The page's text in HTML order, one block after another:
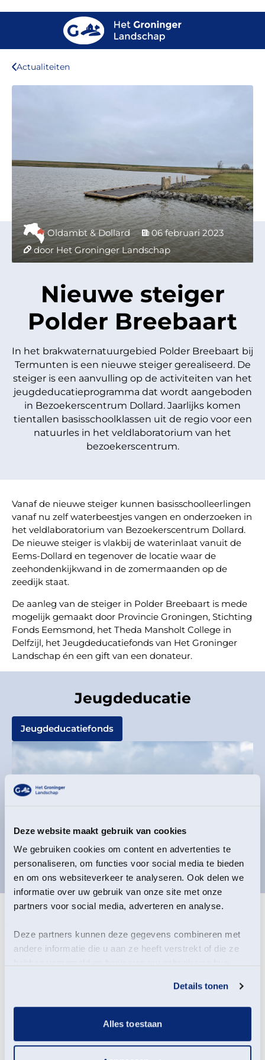
Deze website maakt gebruik van cookies
We gebruiken cookies om content en advertenties te
personaliseren, om functies voor social media te bieden
en om ons websiteverkeer te analyseren. Ook delen we
informatie over uw gebruik van onze site met onze
partners voor social media, adverteren en analyse.
Deze partners kunnen deze gegevens combineren met
andere informatie die u aan ze heeft verstrekt of die ze
Details tonen
Alles toestaan
Actualiteiten
Oldambt & Dollard
06 februari 2023
door Het Groninger Landschap
Nieuwe steiger
Polder Breebaart
In het brakwaternatuurgebied Polder Breebaart bij
Termunten is een nieuwe steiger gerealiseerd. De
steiger is een aanvulling op de activiteiten van het
jeugdeducatieprogramma dat wordt aangeboden
in Bezoekerscentrum Dollard. Jaarlijks komen
tientallen basisschoolklassen uit de regio voor een
natuurles in het veldlaboratorium van het
bezoekerscentrum.
Vanaf de nieuwe steiger kunnen basisschoolleerlingen
vanaf nu zelf waterbeestjes vangen en onderzoeken in
het veldlaboratorium van Bezoekerscentrum Dollard.
De nieuwe steiger is vlakbij de waterinlaat vanuit de
Eems-Dollard en tegenover de locatie waar de
zeehondenkijkwand in de zomermaanden op de
zeedijk staat.
De aanleg van de steiger in Polder Breebaart is mede
mogelijk gemaakt door Provincie Groningen, Stichting
Fonds Eemsmond, het Theda Mansholt College in
Delfzijl, het Jeugdeducatiefonds van Het Groninger
Landschap én een gift van een donateur.
Jeugdeducatie
Jeugdeducatiefonds
Blijf op de hoogte
Tussenvoegsel